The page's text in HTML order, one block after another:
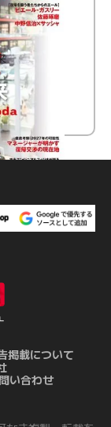
掲載について
い合わせ